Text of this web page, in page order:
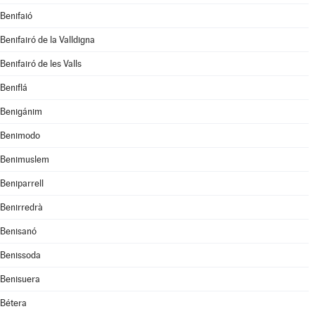
Benifaió
Benifairó de la Valldigna
Benifairó de les Valls
Beniflá
Benigánim
Benimodo
Benimuslem
Beniparrell
Benirredrà
Benisanó
Benissoda
Benisuera
Bétera